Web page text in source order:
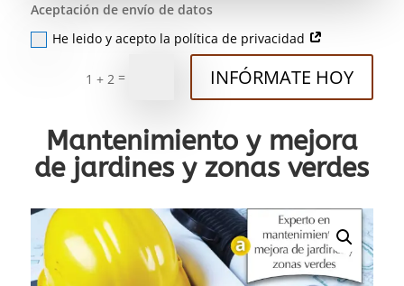
Aceptación de envío de datos
He leido y acepto la política de privacidad
1 + 2 = INFÓRMATE HOY
Mantenimiento y mejora
de jardines y zonas verdes